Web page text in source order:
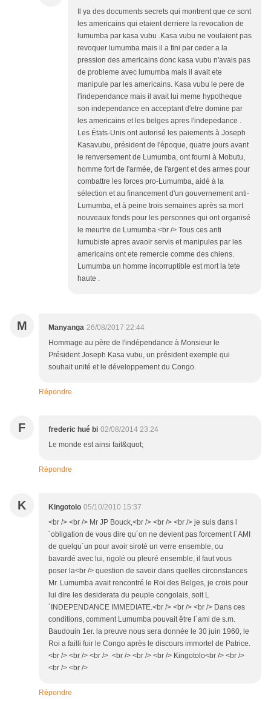
Il ya des documents secrets qui montrent que ce sont
les americains qui etaient derriere la revocation de
lumumba par kasa vubu .Kasa vubu ne voulaient pas
revoquer lumumba mais il a fini par ceder a la
pression des americains donc kasa vubu n'avais pas
de probleme avec lumumba mais il avait ete
manipule par les americains. Kasa vubu le pere de
l'independance mais il avait lui meme hypotheque
son independance en acceptant d'etre domine par
les americains et les belges apres l'indepedance .
Les États-Unis ont autorisé les paiements à Joseph
Kasavubu, président de l'époque, quatre jours avant
le renversement de Lumumba, ont fourni à Mobutu,
homme fort de l'armée, de l'argent et des armes pour
combattre les forces pro-Lumumba, aidé à la
sélection et au financement d'un gouvernement anti-
Lumumba, et à peine trois semaines après sa mort
nouveaux fonds pour les personnes qui ont organisé
le meurtre de Lumumba.<br /> Tous ces anti
lumubiste apres avaoir servis et manipules par les
americains ont ete remercie comme des chiens.
Lumumba un homme incorruptible est mort la tete
haute .
M Manyanga 26/08/2017 22:44
Hommage au père de l'indépendance à Monsieur le
Président Joseph Kasa vubu, un président exemple qui
souhait unité et le développement du Congo.
Répondre
F frederic hué bi 02/08/2014 23:24
Le monde est ainsi fait&quot;
Répondre
K Kingotolo 05/10/2010 15:37
<br /> <br /> Mr JP Bouck,<br /> <br /> <br /> je suis dans l
´obligation de vous dire qu´on ne devient pas forcement l´AMI
de quelqu´un pour avoir siroté un verre ensemble, ou
bavardé avec lui, rigolé ou pleuré ensemble, il faut vous
poser la<br /> question de savoir dans quelles circonstances
Mr. Lumumba avait rencontré le Roi des Belges, je crois pour
lui dire les desiderata du peuple congolais, soit L
´INDEPENDANCE IMMEDIATE.<br /> <br /> <br /> Dans ces
conditions, comment Lumumba pouvait être l´ami de s.m.
Baudouin 1er. la preuve nous sera donnée le 30 juin 1960, le
Roi a failli fuir le Congo après le discours immortel de Patrice.
<br /> <br /> <br /> <br /> <br /> <br /> Kingotolo<br /> <br />
<br /> <br />
Répondre